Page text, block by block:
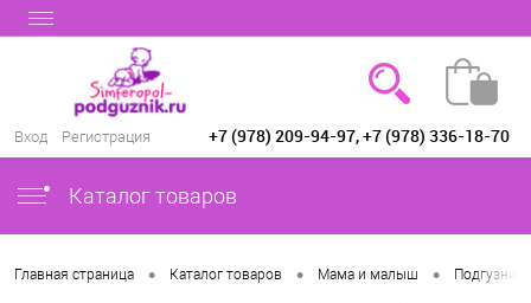
Вход Регистрация +7 (978) 209-94-97, +7 (978) 336-18-70
Каталог товаров
Главная страница • Каталог товаров • Мама и малыш •